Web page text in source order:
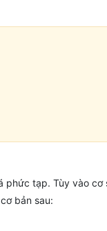
tạp. Tùy vào
bản sau: